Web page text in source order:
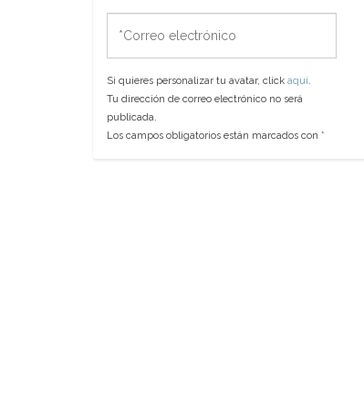
electrónico
Si quieres personalizar tu avatar, click aquí.
Tu dirección de correo electrónico no será
publicada.
Los campos obligatorios están marcados con *